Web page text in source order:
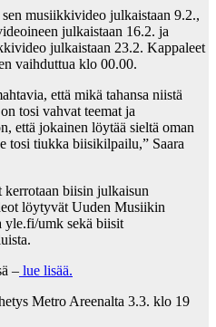
musiikkivideo julkaistaan 9.2.,
julkaistaan 16.2. ja
julkaistaan 23.2. Kappaleet
vaihduttua klo 00.00.
että mikä tahansa niistä
tosi vahvat teemat ja
että jokainen löytää sieltä oman
tosi tiukka biisikilpailu,” Saara
biisin julkaisun
löytyvät Uuden Musiikin
yle.fi/umk sekä biisit
– lue lisää.
Metro Areenalta 3.3. klo 19